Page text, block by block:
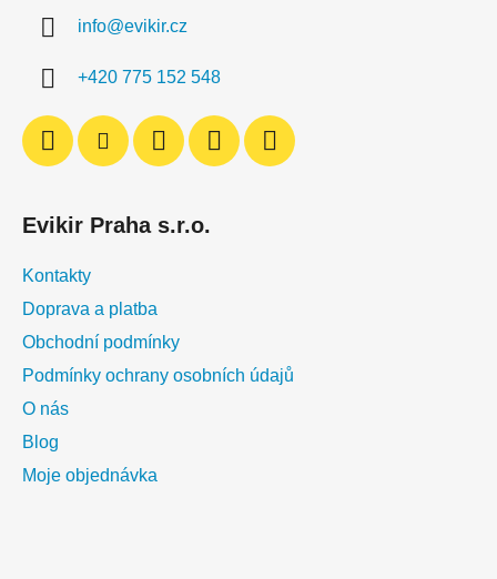
v
k
y
info@evikir.cz
+420 775 152 548
Evikir Praha s.r.o.
Kontakty
Doprava a platba
Obchodní podmínky
Podmínky ochrany osobních údajů
O nás
Blog
Moje objednávka